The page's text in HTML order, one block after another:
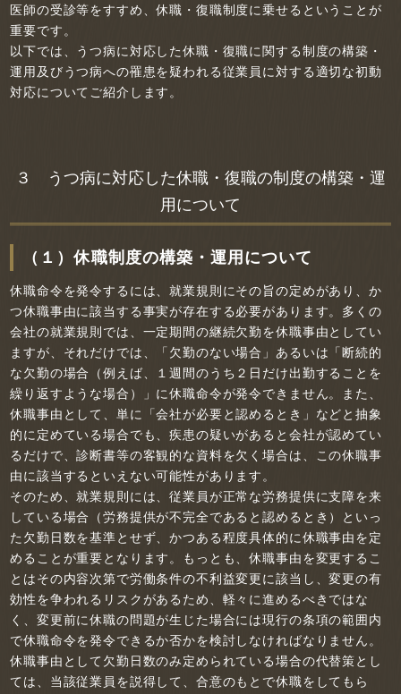
医師の受診等をすすめ、休職・復職制度に乗せるということが
重要です。
以下では、うつ病に対応した休職・復職に関する制度の構築・
運用及びうつ病への罹患を疑われる従業員に対する適切な初動
対応についてご紹介します。
３ うつ病に対応した休職・復職の制度の構築・運
用について
（１）休職制度の構築・運用について
休職命令を発令するには、就業規則にその旨の定めがあり、か
つ休職事由に該当する事実が存在する必要があります。多くの
会社の就業規則では、一定期間の継続欠勤を休職事由としてい
ますが、それだけでは、「欠勤のない場合」あるいは「断続的
な欠勤の場合（例えば、１週間のうち２日だけ出勤することを
繰り返すような場合）」に休職命令が発令できません。また、
休職事由として、単に「会社が必要と認めるとき」などと抽象
的に定めている場合でも、疾患の疑いがあると会社が認めてい
るだけで、診断書等の客観的な資料を欠く場合は、この休職事
由に該当するといえない可能性があります。
そのため、就業規則には、従業員が正常な労務提供に支障を来
している場合（労務提供が不完全であると認めるとき）といっ
た欠勤日数を基準とせず、かつある程度具体的に休職事由を定
めることが重要となります。もっとも、休職事由を変更するこ
とはその内容次第で労働条件の不利益変更に該当し、変更の有
効性を争われるリスクがあるため、軽々に進めるべきではな
く、変更前に休職の問題が生じた場合には現行の条項の範囲内
で休職命令を発令できるか否かを検討しなければなりません。
休職事由として欠勤日数のみ定められている場合の代替策とし
ては、当該従業員を説得して、合意のもとで休職をしてもら